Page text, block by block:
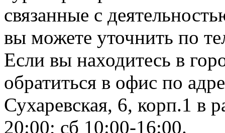
связанные с
вы можете уточнить по
Если вы находитесь в
обратиться в офис по
Сухаревская, 6, корп.1 в
20:00; сб 10:00-16:00.